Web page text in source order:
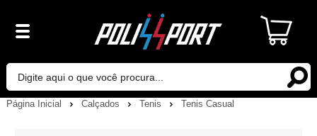
Página Inicial Calçados Tenis Tenis Casual